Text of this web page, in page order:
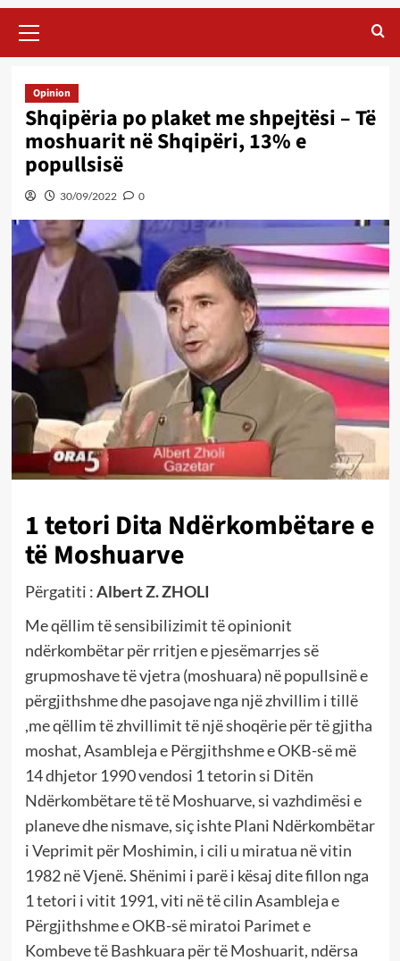
Menu
Opinion
Shqipëria po plaket me shpejtësi – Të
moshuarit në Shqipëri, 13% e
popullsisë
30/09/2022 0
1 tetori Dita Ndërkombëtare e
të Moshuarve
Përgatiti :Albert Z. ZHOLI
Me qëllim të sensibilizimit të opinionit
ndërkombëtar për rritjen e pjesëmarrjes së
grupmoshave të vjetra (moshuara) në popullsinë e
përgjithshme dhe pasojave nga një zhvillim i tillë
,me qëllim të zhvillimit të një shoqërie për të gjitha
moshat, Asambleja e Përgjithshme e OKB-së më
14 dhjetor 1990 vendosi 1 tetorin si Ditën
Ndërkombëtare të të Moshuarve, si vazhdimësi e
planeve dhe nismave, siç ishte Plani Ndërkombëtar
i Veprimit për Moshimin, i cili u miratua në vitin
1982 në Vjenë. Shënimi i parë i kësaj dite fillon nga
1 tetori i vitit 1991, viti në të cilin Asambleja e
Përgjithshme e OKB-së miratoi Parimet e
Kombeve të Bashkuara për të Moshuarit, ndërsa